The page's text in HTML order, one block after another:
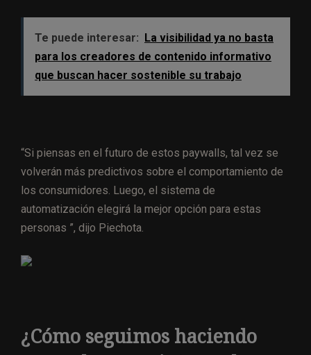
Te puede interesar: La visibilidad ya no basta
para los creadores de contenido informativo
que buscan hacer sostenible su trabajo
“Si piensas en el futuro de estos paywalls, tal vez se
volverán más predictivos sobre el comportamiento de
los consumidores. Luego, el sistema de
automatización elegirá la mejor opción para estas
personas ”, dijo Piechota.
¿Cómo seguimos haciendo